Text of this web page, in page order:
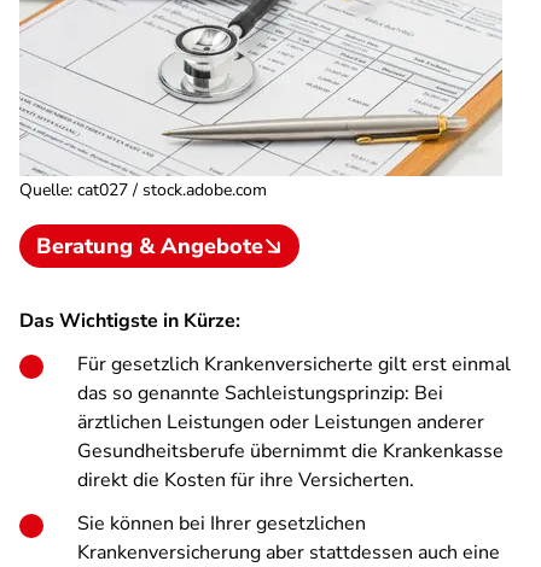
Quelle: cat027 / stock.adobe.com
Beratung & Angebote
Das Wichtigste in Kürze:
Für gesetzlich Krankenversicherte gilt erst einmal
das so genannte Sachleistungsprinzip: Bei
ärztlichen Leistungen oder Leistungen anderer
Gesundheitsberufe übernimmt die Krankenkasse
direkt die Kosten für ihre Versicherten.
Sie können bei Ihrer gesetzlichen
Krankenversicherung aber stattdessen auch eine